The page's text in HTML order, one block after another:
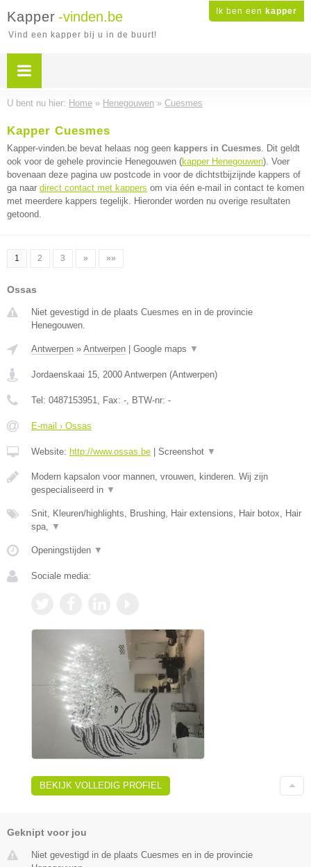
Ik ben een kapper
Kapper -vinden.be
Vind een kapper bij u in de buurt!
U bent nu hier: Home » Henegouwen » Cuesmes
Kapper Cuesmes
Kapper-vinden.be bevat helaas nog geen kappers in Cuesmes. Dit geldt
ook voor de gehele provincie Henegouwen (kapper Henegouwen). Voer
bovenaan deze pagina uw postcode in voor de dichtstbijzijnde kappers of
ga naar direct contact met kappers om via één e-mail in contact te komen
met meerdere kappers tegelijk. Hieronder worden nu overige resultaten
getoond.
1 2 3 » »»
Ossas
Niet gevestigd in de plaats Cuesmes en in de provincie
Henegouwen.
Antwerpen » Antwerpen Google maps ▼
Jordaenskaai 15, 2000 Antwerpen (Antwerpen)
Tel: 0487153951, Fax: -, BTW-nr: -
E-mail › Ossas
Website: http://www.ossas.be Screenshot ▼
Modern kapsalon voor mannen, vrouwen, kinderen. Wij zijn
gespecialiseerd in ▼
Snit, Kleuren/highlights, Brushing, Hair extensions, Hair botox, Hair
spa, ▼
Openingstijden ▼
Sociale media:
BEKIJK VOLLEDIG PROFIEL
Geknipt voor jou
Niet gevestigd in de plaats Cuesmes en in de provincie